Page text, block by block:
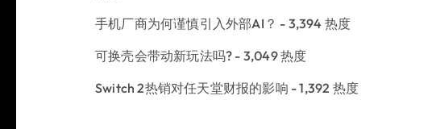
手机厂商为何谨慎引入外部AI？ - 3,394 热度
可换壳会带动新玩法吗? - 3,049 热度
Switch 2热销对任天堂财报的影响 - 1,392 热度